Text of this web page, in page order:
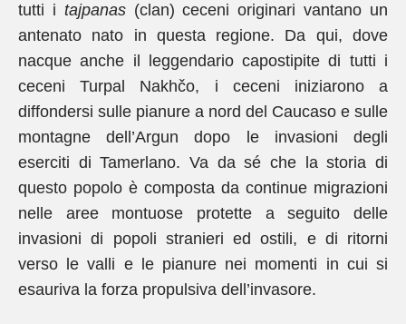
tutti i tajpanas (clan) ceceni originari vantano un
antenato nato in questa regione. Da qui, dove
nacque anche il leggendario capostipite di tutti i
ceceni Turpal Nakhčo, i ceceni iniziarono a
diffondersi sulle pianure a nord del Caucaso e sulle
montagne dell’Argun dopo le invasioni degli
eserciti di Tamerlano. Va da sé che la storia di
questo popolo è composta da continue migrazioni
nelle aree montuose protette a seguito delle
invasioni di popoli stranieri ed ostili, e di ritorni
verso le valli e le pianure nei momenti in cui si
esauriva la forza propulsiva dell’invasore.